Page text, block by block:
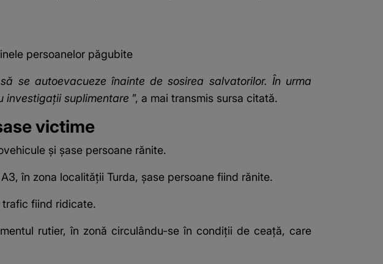
persoanelor păgubite
se autoevacueze înainte de sosirea salvatorilor. În urma
investigaţii suplimentare ”, a mai transmis sursa citată.
victime
și șase persoane rănite.
în zona localității Turda, șase persoane fiind rănite.
trafic fiind ridicate.
rutier, în zonă circulându-se în condiții de ceaţă, care